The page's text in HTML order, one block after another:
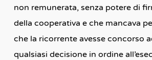
non remunerata, senza potere di
della cooperativa e che mancava
che la ricorrente avesse concorso
qualsiasi decisione in ordine